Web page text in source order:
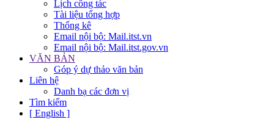
Lịch công tác
Tài liệu tổng hợp
Thống kê
Email nội bộ: Mail.itst.vn
Email nội bộ: Mail.itst.gov.vn
VĂN BẢN
Góp ý dự thảo văn bản
Liên hệ
Danh bạ các đơn vị
Tìm kiếm
[ English ]